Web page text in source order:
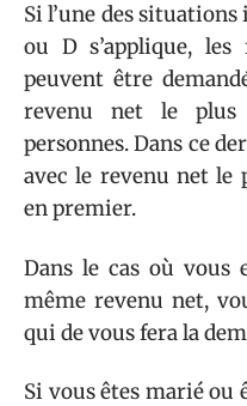
Si l’une des
ou D s’applique, les
peuvent être
revenu net le
personnes. Dans ce
avec le revenu net le
en premier.
Dans le cas où vous
même revenu net,
qui de vous fera la
Si vous êtes marié ou